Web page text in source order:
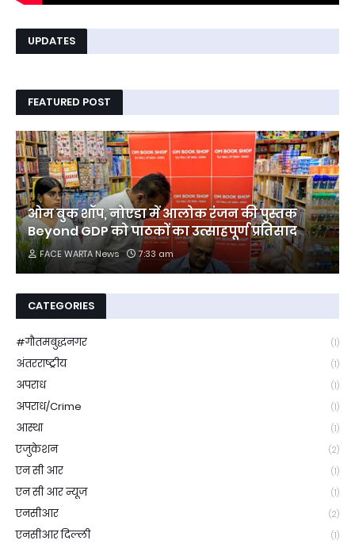
UPDATES
FEATURED POST
ओम बुक शॉप, नोएडा में आलोक रंजन की पुस्तक
Beyond GDP को पाठकों का उत्साहपूर्ण प्रतिसाद
FACE WARTA News 7:33 am
CATEGORIES
#गौतमबुद्धनगर (1)
अंतरराष्ट्रीय (1)
अपराध (1)
अपराध/Crime (1)
आस्था (1)
एजुकेशन (2)
एन सी आर (1)
एन सी आर न्यूज (1)
एनसीआर (2)
एनसीआर दिल्ली (1)